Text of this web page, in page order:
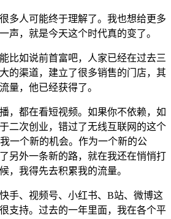
人可能终于理解了。我也想给更多
声，就是今天这个时代真的变了。
如说前首富吧，人家已经在过去三
的渠道，建立了很多销售的门店，其
量，他已经获得了。
都在看短视频。如果你不依赖，如
二次创业，错过了无线互联网的这个
一个新的机会。作为一个新的公
另外一条新的路，就在我还在悄悄打
，我得先去积累我的流量。
、视频号、小红书、B站、微博这
支持。过去的一年里面，我在各个平